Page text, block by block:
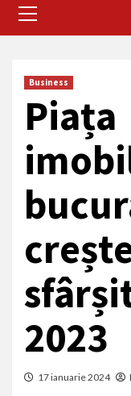
Menu
Business
Piața
2023
17 ianuarie 2024